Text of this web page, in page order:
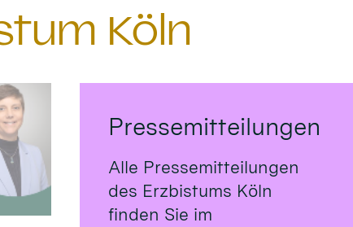
Köln
Pressemitteilungen
Alle Pressemitteilungen
des Erzbistums Köln
finden Sie im